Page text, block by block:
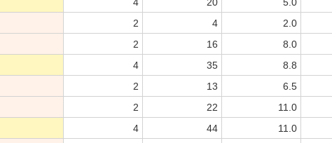
4 20 5.0
2 4 2.0
2 16 8.0
4 35 8.8
2 13 6.5
2 22 11.0
4 44 11.0